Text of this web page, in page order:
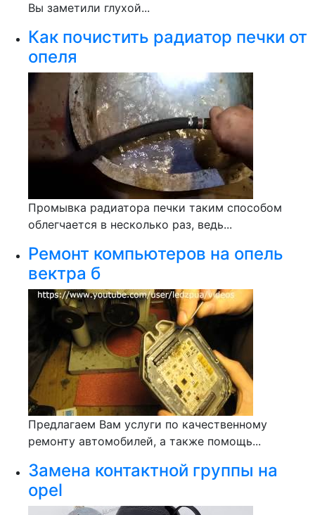
Вы заметили глухой...
Как почистить радиатор печки от
опеля
Промывка радиатора печки таким способом
облегчается в несколько раз, ведь...
Ремонт компьютеров на опель
вектра б
Предлагаем Вам услуги по качественному
ремонту автомобилей, а также помощь...
Замена контактной группы на
opel